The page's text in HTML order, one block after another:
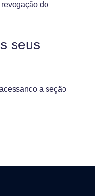
do
seus
a seção